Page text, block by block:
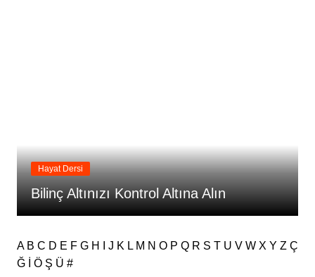
Hayat Dersi
Bilinç Altınızı Kontrol Altına Alın
A B C D E F G H J K L M N O P Q R S T U V W X Y Z Ç
Ğ
Ö Ş Ü #